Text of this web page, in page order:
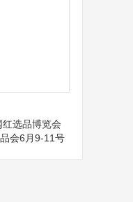
选品博览会
会6月9-11号